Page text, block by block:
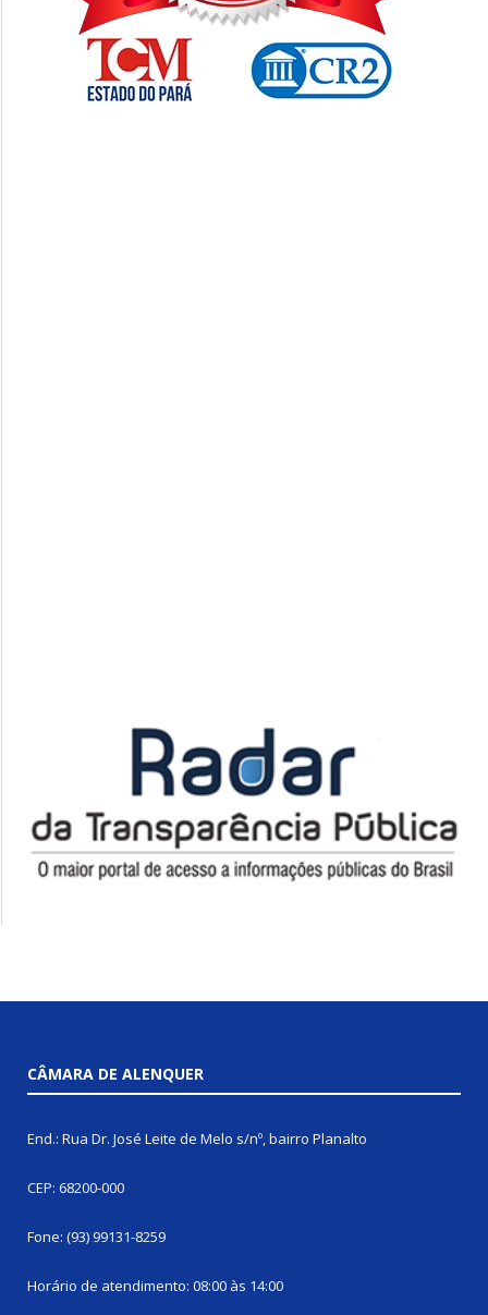
CÂMARA DE ALENQUER
End.: Rua Dr. José Leite de Melo s/nº, bairro Planalto
CEP: 68200-000
Fone: (93) 99131-8259
Horário de atendimento: 08:00 às 14:00